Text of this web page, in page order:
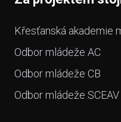
Křesťanská akademie
Odbor mládeže AC
Odbor mládeže CB
Odbor mládeže SCEAV